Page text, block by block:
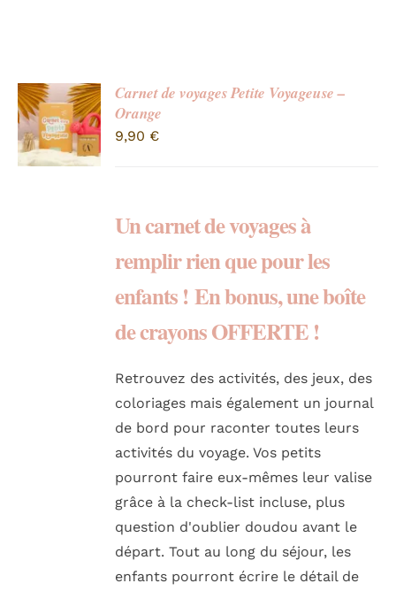
Carnet de voyages Petite Voyageuse –
Orange
9,90 €
Un carnet de voyages à
remplir rien que pour les
enfants ! En bonus,une boîte
de crayons OFFERTE !
Retrouvez des activités, des jeux, des
coloriages mais également un journal
de bord pour raconter toutes leurs
activités du voyage. Vos petits
pourront faire eux-mêmes leur valise
grâce à la check-list incluse, plus
question d'oublier doudou avant le
départ. Tout au long du séjour, les
enfants pourront écrire le détail de